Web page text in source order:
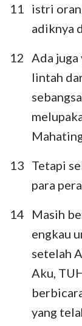
11
istri
adiknya
12
Ada juga
lintah
13 Tetapi
para
14
Masih
engkau
setelah
Aku,
yang